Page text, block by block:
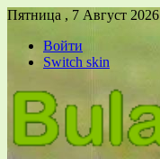
Пятница , 7 Август 2026
Войти
Switch skin